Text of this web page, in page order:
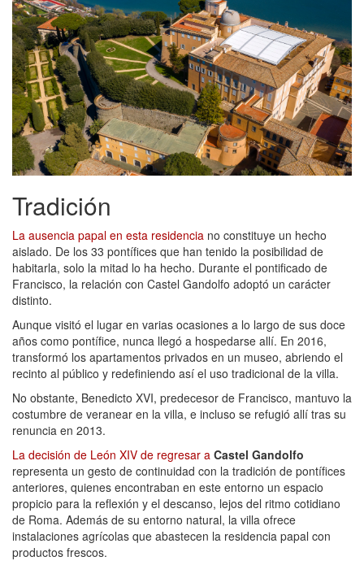
Tradición
La ausencia papal en esta residencia no constituye un hecho
aislado. De los 33 pontífices que han tenido la posibilidad de
habitarla, solo la mitad lo ha hecho. Durante el pontificado de
Francisco, la relación con Castel Gandolfo adoptó un carácter
distinto.
Aunque visitó el lugar en varias ocasiones a lo largo de sus doce
años como pontífice, nunca llegó a hospedarse allí. En 2016,
transformó los apartamentos privados en un museo, abriendo el
recinto al público y redefiniendo así el uso tradicional de la villa.
No obstante, Benedicto XVI, predecesor de Francisco, mantuvo la
costumbre de veranear en la villa, e incluso se refugió allí tras su
renuncia en 2013.
La decisión de León XIV de regresar a Castel Gandolfo
representa un gesto de continuidad con la tradición de pontífices
anteriores, quienes encontraban en este entorno un espacio
propicio para la reflexión y el descanso, lejos del ritmo cotidiano
de Roma. Además de su entorno natural, la villa ofrece
instalaciones agrícolas que abastecen la residencia papal con
productos frescos.